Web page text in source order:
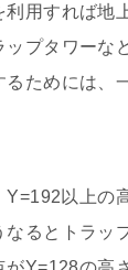
用すれば地
プタワーな
ためには、
以上の
るとトラッ